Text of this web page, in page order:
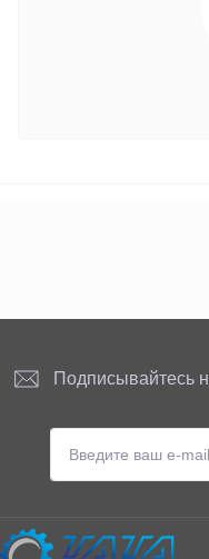
Подписывайтесь